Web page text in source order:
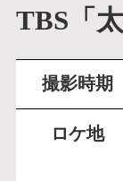
TBS「
撮影時期
ロケ地